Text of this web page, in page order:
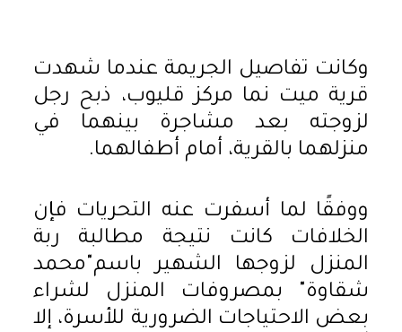
وكانت تفاصيل الجريمة عندما شهدت
قرية ميت نما مركز قليوب، ذبح رجل
لزوجته بعد مشاجرة بينهما في
منزلهما بالقرية، أمام أطفالهما.
ووفقًا لما أسفرت عنه التحريات فإن
الخلافات كانت نتيجة مطالبة ربة
المنزل لزوجها الشهير باسم"محمد
شقاوة" بمصروفات المنزل لشراء
بعض الاحتياجات الضرورية للأسرة، إلا